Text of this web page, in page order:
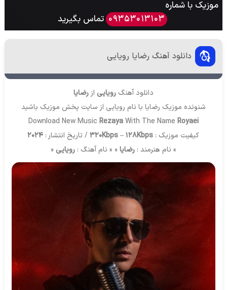
موزیک با شماره
09353013103 تماس بگیرید
دانلود آهنگ رضایا رویایی
دانلود آهنگ رویایی ازرضایا
شنونده موزیک رضایا با نام رویایی از سایت پخش موزیک باشید
Download New Music RezayaWith The Name Royaei
کیفیت موزیک : 320Kbps – 128Kbps / تاریخ انتشار : 2024
» نام هنرمند : رضایا « » نام آهنگ : رویایی «